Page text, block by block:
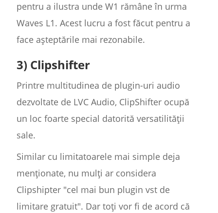
pentru a ilustra unde W1 rămâne în urma
Waves L1. Acest lucru a fost făcut pentru a
face așteptările mai rezonabile.
3) Clipshifter
Printre multitudinea de plugin-uri audio
dezvoltate de LVC Audio, ClipShifter ocupă
un loc foarte special datorită versatilității
sale.
Similar cu limitatoarele mai simple deja
menționate, nu mulți ar considera
Clipshipter "cel mai bun plugin vst de
limitare gratuit". Dar toți vor fi de acord că